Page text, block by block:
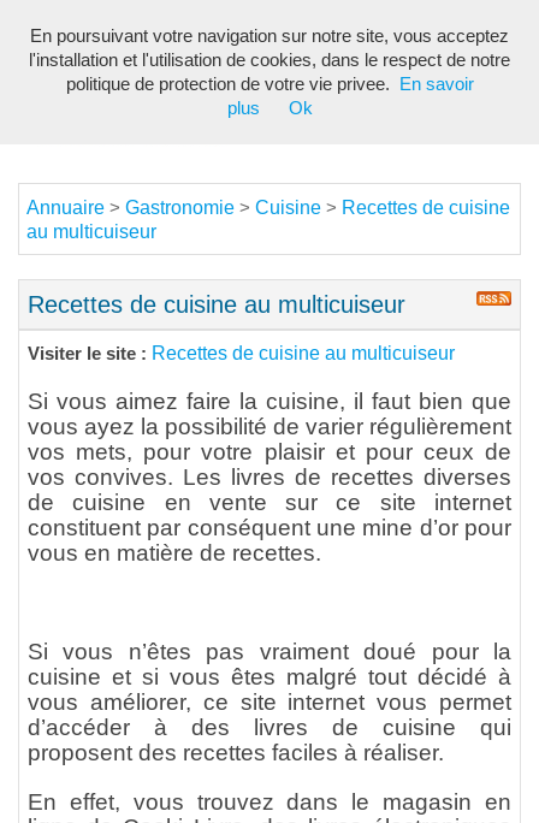
Annuaire > Gastronomie > Cuisine > Recettes de cuisine
au multicuiseur
Recettes de cuisine au multicuiseur
Visiter le site : Recettes de cuisine au multicuiseur
Si vous aimez faire la cuisine, il faut bien que
vous ayez la possibilité de varier régulièrement
vos mets, pour votre plaisir et pour ceux de
vos convives. Les livres de recettes diverses
de cuisine en vente sur ce site internet
constituent par conséquent une mine d’or pour
vous en matière de recettes.
Si vous n’êtes pas vraiment doué pour la
cuisine et si vous êtes malgré tout décidé à
vous améliorer, ce site internet vous permet
d’accéder à des livres de cuisine qui
proposent des recettes faciles à réaliser.
En effet, vous trouvez dans le magasin en
En poursuivant votre navigation sur notre site, vous acceptez
l'installation et l'utilisation de cookies, dans le respect de notre
politique de protection de votre vie privee.
En savoir
plus
Ok